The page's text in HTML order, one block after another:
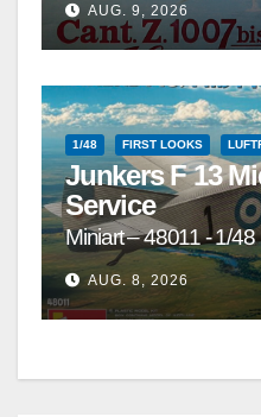
AUG. 9, 2026
1/48 FIRST LOOKS
Junkers F 13
Service
Miniart – 48011 - 1/48
AUG. 8, 2026